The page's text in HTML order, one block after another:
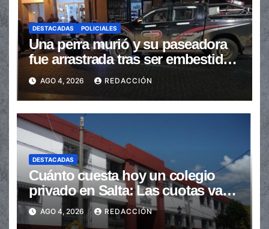
DESTACADAS POLICIALES
Una perra murió y su paseadora
fue arrastrada tras ser embestidas
en la senda peatonal
AGO 4, 2026 REDACCIÓN
DESTACADAS
Cuánto cuesta hoy un colegio
privado en Salta: Las cuotas van
de $110.000 a más de $600.000
AGO 4, 2026 REDACCIÓN